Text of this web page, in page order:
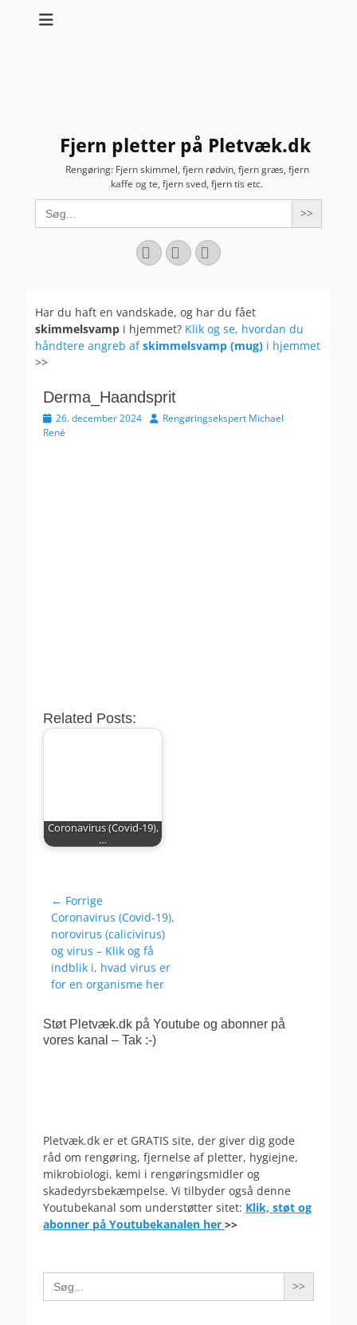
Fjern pletter på Pletvæk.dk
Rengøring: Fjern skimmel, fjern rødvin, fjern græs, fjern
kaffe og te, fjern sved, fjern tis etc.
Search
for:
Facebook
YouTubeInstagram
Har du haft en vandskade, og har du fået
skimmelsvamp i hjemmet? Klik og se, hvordan du
håndtere angreb afskimmelsvamp (mug) i hjemmet
>>
Derma_Haandsprit
Udgivet
den
26. december 2024 Forfatter
Rengøringsekspert Michael
René
Related Posts:
Coronavirus (Covid-19),
…
Indlægsnavigation
← Forrige
Forrige
indlæg:
Coronavirus (Covid-19),
norovirus (calicivirus)
og virus – Klik og få
indblik i, hvad virus er
for en organisme her
Støt Pletvæk.dk på Youtube og abonner på
vores kanal – Tak :-)
Pletvæk.dk er et GRATIS site, der giver dig gode
råd om rengøring, fjernelse af pletter, hygiejne,
mikrobiologi, kemi i rengøringsmidler og
skadedyrsbekæmpelse. Vi tilbyder også denne
Youtubekanal som understøtter sitet: Klik, støt og
abonner på Youtubekanalen her >>
Search
for: